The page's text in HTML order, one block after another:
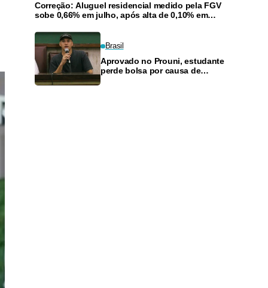
Correção: Aluguel residencial medido pela FGV
sobe 0,66% em julho, após alta de 0,10% em
Brasil
Aprovado no Prouni, estudante
perde bolsa por causa de